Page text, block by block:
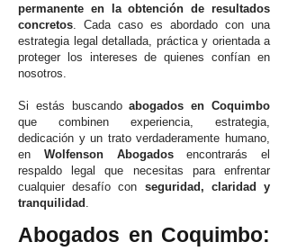
permanente en la obtención de resultados
concretos. Cada caso es abordado con una
estrategia legal detallada, práctica y orientada a
proteger los intereses de quienes confían en
nosotros.
Si estás buscandoabogados en Coquimbo
que combinen experiencia, estrategia,
dedicación y un trato verdaderamente humano,
en Wolfenson Abogadosencontrarás el
respaldo legal que necesitas para enfrentar
cualquier desafío con seguridad, claridad y
tranquilidad .
Abogados en Coquimbo: